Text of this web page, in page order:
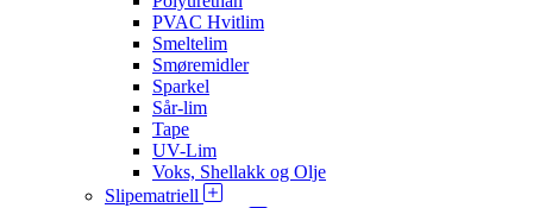
PVAC Hvitlim
Smeltelim
Smøremidler
Sparkel
Sår-lim
Tape
UV-Lim
Voks, Shellakk og Olje
Slipematriell